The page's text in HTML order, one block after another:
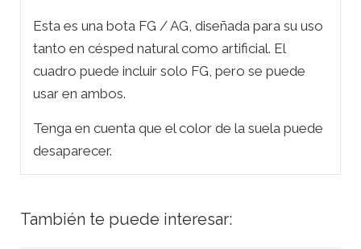
Esta es una bota FG / AG, diseñada para su uso
tanto en césped natural como artificial. El
cuadro puede incluir solo FG, pero se puede
usar en ambos.
Tenga en cuenta que el color de la suela puede
desaparecer.
También te puede interesar: